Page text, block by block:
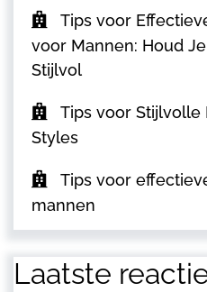
Tips voor
voor Mannen: Houd
Stijlvol
Tips voor
Styles
Tips voor
mannen
Laatste